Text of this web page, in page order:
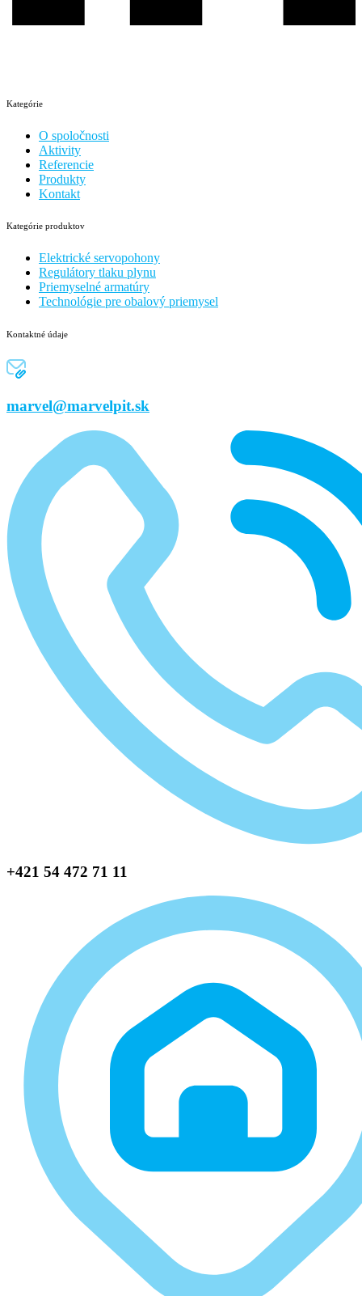
Kategórie
O spoločnosti
Aktivity
Referencie
Produkty
Kontakt
Kategórie produktov
Elektrické servopohony
Regulátory tlaku plynu
Priemyselné armatúry
Technológie pre obalový priemysel
Kontaktné údaje
marvel@marvelpit.sk
+421 54 472 71 11